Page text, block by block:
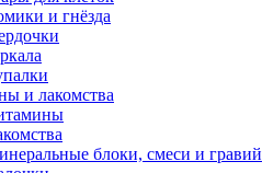
и гнёзда
и лакомства
блоки, смеси и гравий